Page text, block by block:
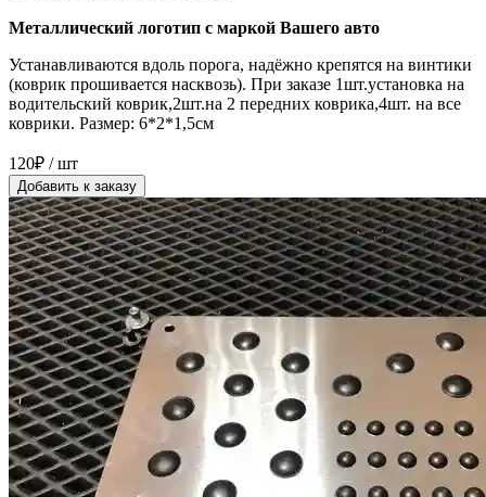
Металлический логотип с маркой Вашего авто
Устанавливаются вдоль порога, надёжно крепятся на винтики
(коврик прошивается насквозь). При заказе 1шт.установка на
водительский коврик,2шт.на 2 передних коврика,4шт. на все
коврики. Размер: 6*2*1,5см
120₽ / шт
Добавить к заказу